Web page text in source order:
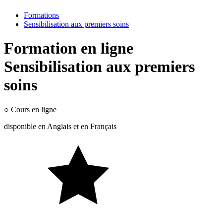
Formations
Sensibilisation aux premiers soins
Formation en ligne
Sensibilisation aux premiers
soins
○ Cours en ligne
disponible en Anglais et en Français